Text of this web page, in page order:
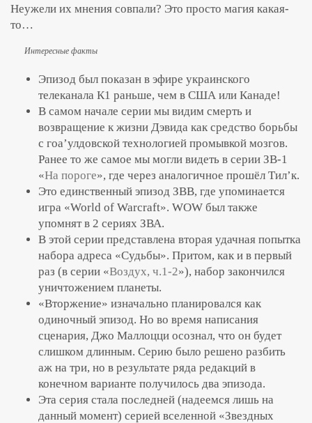
Неужели их мнения совпали? Это просто магия какая-
то…
Интересные факты
Эпизод был показан в эфире украинского
телеканала К1 раньше, чем в США или Канаде!
В самом начале серии мы видим смерть и
возвращение к жизни Дэвида как средство борьбы
с гоа’улдовской технологией промывкой мозгов.
Ранее то же самое мы могли видеть в серии ЗВ-1
«На пороге», где через аналогичное прошёл Тил’к.
Это единственный эпизод ЗВВ, где упоминается
игра «World of Warcraft». WOW был также
упомнят в 2 сериях ЗВА.
В этой серии представлена вторая удачная попытка
набора адреса «Судьбы». Притом, как и в первый
раз (в серии «Воздух, ч.1-2»), набор закончился
уничтожением планеты.
«Вторжение» изначально планировался как
одиночный эпизод. Но во время написания
сценария, Джо Маллоцци осознал, что он будет
слишком длинным. Серию было решено разбить
аж на три, но в результате ряда редакций в
конечном варианте получилось два эпизода.
Эта серия стала последней (надеемся лишь на
данный момент) серией вселенной «Звездных